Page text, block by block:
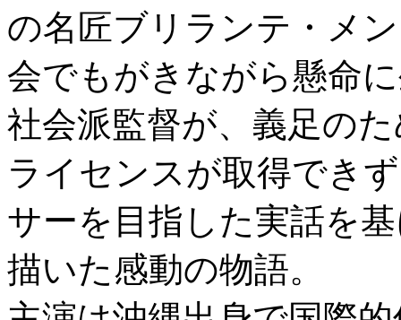
の名匠ブリランテ・メ
会でもがきながら懸命
社会派監督が、義足の
ライセンスが取得でき
サーを目指した実話を
描いた感動の物語。